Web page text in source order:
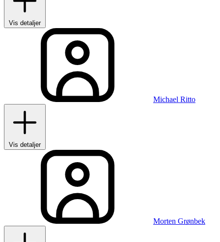
Vis detaljer
Michael Ritto
Vis detaljer
Morten Grønbek